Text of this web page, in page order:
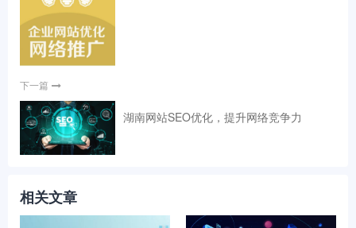
下一篇
湖南网站SEO优化，提升网络竞争力
相关文章